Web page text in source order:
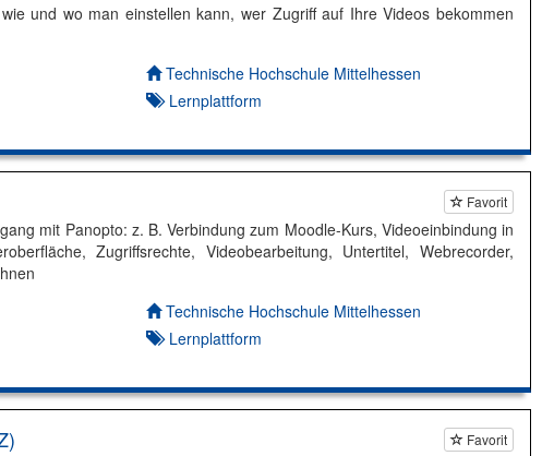
und wo man einstellen kann, wer Zugriff auf Ihre Videos bekommen
Autor*in:
Technische Hochschule Mittelhessen
Lernplattform
Favorit
mit Panopto: z. B. Verbindung zum Moodle-Kurs, Videoeinbindung in
Zugriffsrechte, Videobearbeitung, Untertitel, Webrecorder,
Autor*in:
Technische Hochschule Mittelhessen
Lernplattform
Favorit